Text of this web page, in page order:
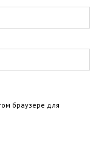
браузере для